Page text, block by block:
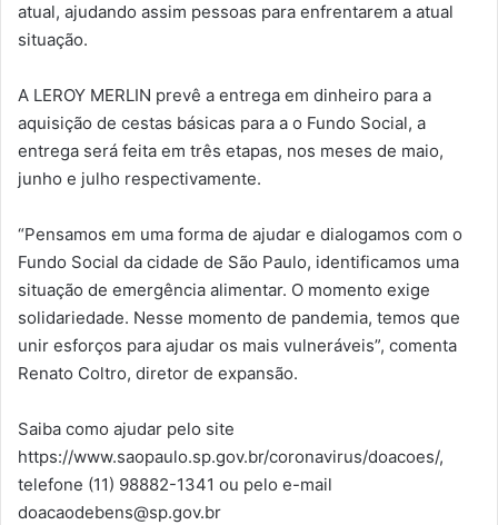
atual, ajudando assim pessoas para enfrentarem a atual
situação.
A LEROY MERLIN prevê a entrega em dinheiro para a
aquisição de cestas básicas para a o Fundo Social, a
entrega será feita em três etapas, nos meses de maio,
junho e julho respectivamente.
“Pensamos em uma forma de ajudar e dialogamos com o
Fundo Social da cidade de São Paulo, identificamos uma
situação de emergência alimentar. O momento exige
solidariedade. Nesse momento de pandemia, temos que
unir esforços para ajudar os mais vulneráveis”, comenta
Renato Coltro, diretor de expansão.
Saiba como ajudar pelo site
https://www.saopaulo.sp.gov.br/coronavirus/doacoes/,
telefone (11) 98882-1341 ou pelo e-mail
doacaodebens@sp.gov.br